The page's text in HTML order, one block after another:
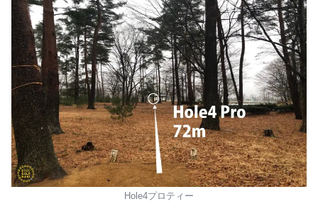
Hole4プロティー